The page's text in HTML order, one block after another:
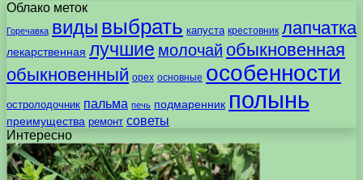
Облако меток
Горечавка виды выбрать капуста крестовник лапчатка
лекарственная лучшие молочай обыкновенная
обыкновенный орех основные особенности
остролодочник пальма печь подмаренник полынь
преимущества ремонт советы
Интересно